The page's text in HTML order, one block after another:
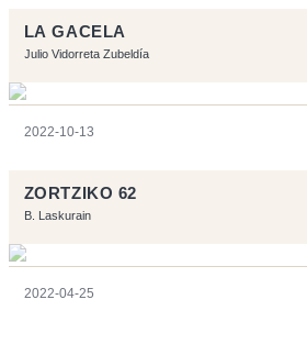
LA GACELA
Julio Vidorreta Zubeldía
2022-10-13
ZORTZIKO 62
B. Laskurain
2022-04-25